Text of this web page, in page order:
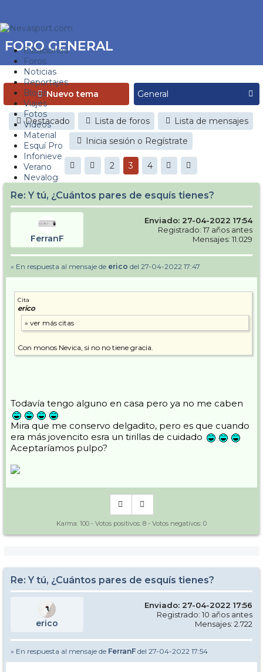
Estaciones
Foros
Noticias
Reportajes
Blogs
Viajes
Fotos
Videos
Material
Esquí Pro
Infonieve
Verano
Nevalog
FORO GENERAL
Nuevo tema
Destacado Lista de foros
Lista de mensajes
Inicia sesión o Regístrate
2 3 4
Re: Y tú, ¿Cuántos pares de esquís tienes?
FerranF
Enviado: 27-04-2022 17:54
Registrado: 17 años antes
Mensajes: 11.029
» En respuesta al mensaje de erico del 27-04-2022 17:47
Cita
erico
Con monos Nevica, si no no tiene gracia.
Todavía tengo alguno en casa pero ya no me caben
Mira que me conservo delgadito, pero es que cuando
era más jovencito esra un tirillas de cuidado
Aceptaríamos pulpo?
Karma: 100 - Votos positivos: 8 - Votos negativos: 0
Re: Y tú, ¿Cuántos pares de esquís tienes?
erico
Enviado: 27-04-2022 17:56
Registrado: 10 años antes
Mensajes: 2.722
» En respuesta al mensaje de FerranF del 27-04-2022 17:54